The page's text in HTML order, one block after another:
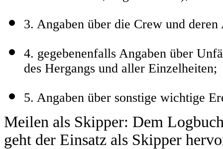
3. Angaben über die Crew und deren
4. gegebenenfalls Angaben über
des Hergangs und aller Einzelheiten;
5. Angaben über sonstige wichtige
Meilen als Skipper: Dem
geht der Einsatz als Skipper